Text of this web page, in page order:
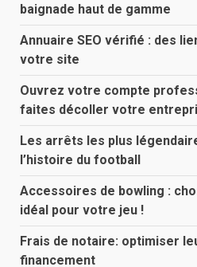
baignade haut de gamme
Annuaire SEO vérifié : des
votre site
Ouvrez votre compte
faites décoller votre
Les arrêts les plus
l’histoire du football
Accessoires de bowling :
idéal pour votre jeu !
Frais de notaire: optimiser
financement